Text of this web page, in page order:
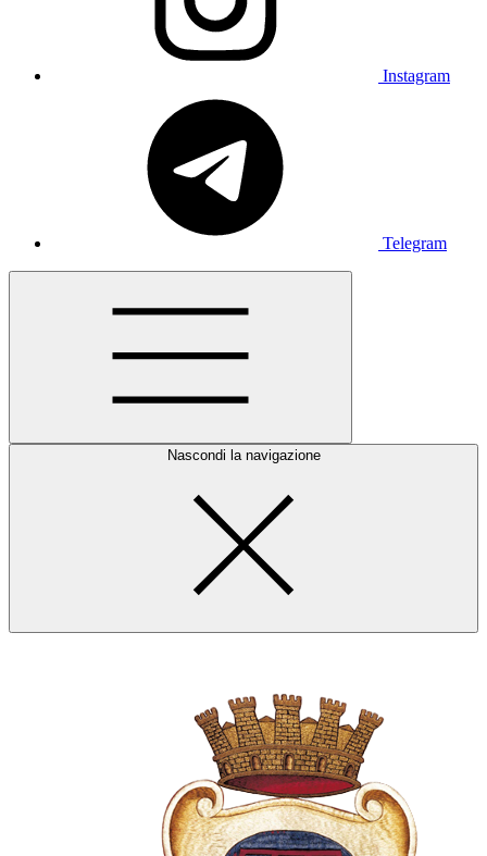
Instagram
Telegram
Nascondi la navigazione